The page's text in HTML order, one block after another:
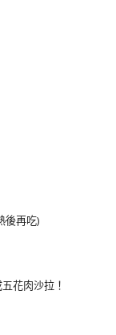
後再吃)
花肉沙拉！